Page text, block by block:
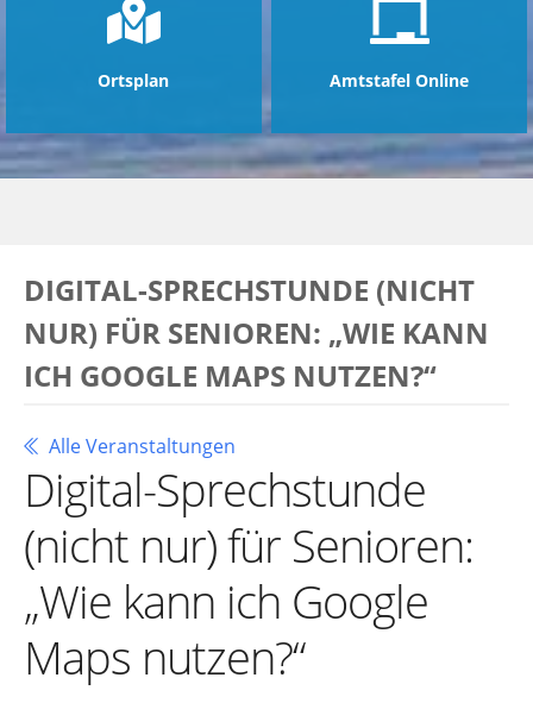
Ortsplan Amtstafel Online
DIGITAL-SPRECHSTUNDE (NICHT
NUR) FÜR SENIOREN: „WIE KANN
ICH GOOGLE MAPS NUTZEN?“
Alle Veranstaltungen
Digital-Sprechstunde
(nicht nur) für Senioren:
„Wie kann ich Google
Maps nutzen?“